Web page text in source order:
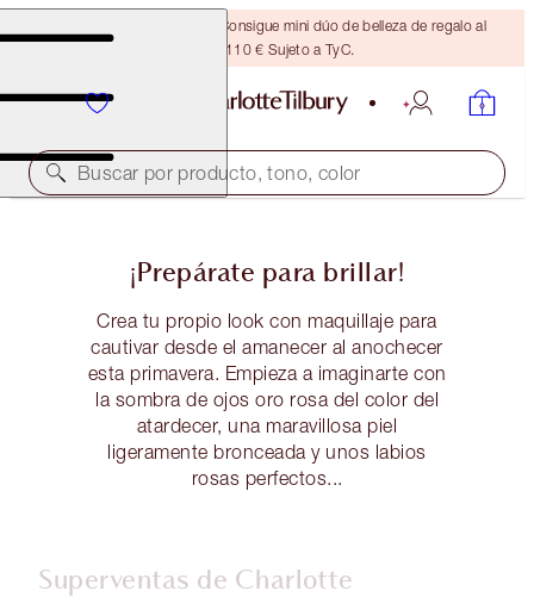
¡ÚLTIMA OPORTUNIDAD! Consigue mini dúo de belleza de regalo al
gastar 110 € Sujeto a TyC.
Buscar por producto, tono, color
¡Prepárate para brillar!
Crea tu propio look con maquillaje para
cautivar desde el amanecer al anochecer
esta primavera. Empieza a imaginarte con
la sombra de ojos oro rosa del color del
atardecer, una maravillosa piel
ligeramente bronceada y unos labios
rosas perfectos...
Superventas de Charlotte